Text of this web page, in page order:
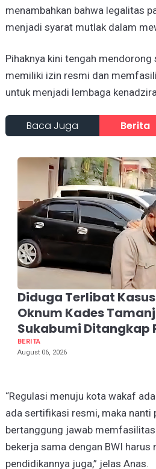
menambahkan bahwa legalitas
menjadi syarat mutlak dalam
Pihaknya kini tengah
memiliki izin resmi dan
untuk menjadi lembaga
Baca Juga Berita
Diduga Terlibat
Oknum Kades
Sukabumi Ditangkap
BERITA
August 06, 2026
​“Regulasi menuju kota wakaf
ada sertifikasi resmi, maka nanti
bertanggung jawab
bekerja sama dengan BWI
pendidikannya juga,” jelas Anas.